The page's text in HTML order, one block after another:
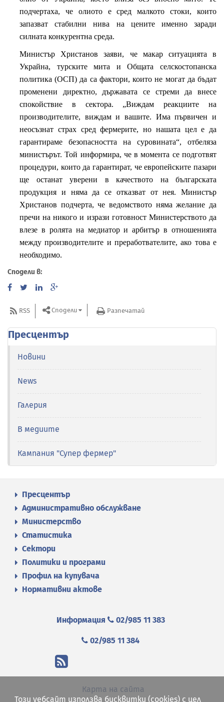
подчертаха, че олиото е сред малкото стоки, които
запазват стабилни нива на цените именно заради
силната конкурентна среда.
Министър Христанов заяви, че макар ситуацията в
Украйна, турските мита и Общата селскостопанска
политика (ОСП) да са фактори, които не могат да бъдат
променени директно, държавата се стреми да внесе
спокойствие в сектора. „Виждам реакциите на
производителите, виждам и вашите. Има първичен и
неосъзнат страх сред фермерите, но нашата цел е да
гарантираме безопасността на суровината“, отбеляза
министърът. Той информира, че в момента се подготвят
процедури, които да гарантират, че европейските пазари
ще останат уверени в качеството на българската
продукция и няма да се отказват от нея. Министър
Христанов подчерта, че ведомството няма желание да
пречи на никого и изрази готовност Министерството да
влезе в ролята на медиатор и арбитър в отношенията
между производителите и преработвателите, ако това е
необходимо.
Сподели в:
RSS Сподели Разпечатай
Пресцентър
Новини
News
Галерия
В медиите
Кампания "Супер фермер"
Пресцентър
Административно обслужване
Министерство
Статистика
Сектори
Политики и програми
Профил на купувача
Нормативни актове
Информация 02/985 11 383
02/985 11 384
Карта на сайта
Този уебсайт използва бисквитки (cookies) с цел